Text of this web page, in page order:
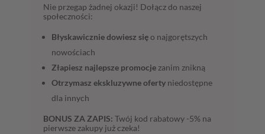
Nie przegap żadnej okazji! Dołącz do naszej
społeczności:
Błyskawicznie dowiesz sięo najgorętszych
nowościach
Złapiesz najlepsze promocjezanim znikną
Otrzymasz ekskluzywne oferty niedostępne
dla innych
BONUS ZA ZAPIS: Twój kod rabatowy -5% na
pierwsze zakupy już czeka!